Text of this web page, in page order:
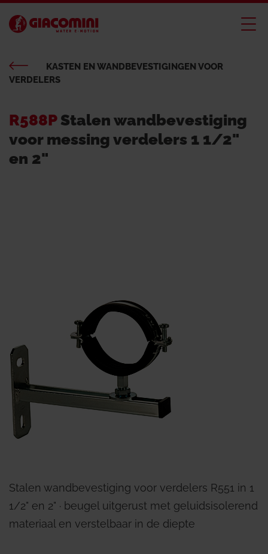
KASTEN EN WANDBEVESTIGINGEN VOOR
VERDELERS
R588PStalen wandbevestiging
voor messing verdelers 1 1/2"
en 2"
Stalen wandbevestiging voor verdelers R551 in 1
1/2" en 2" ∙ beugel uitgerust met geluidsisolerend
materiaal en verstelbaar in de diepte